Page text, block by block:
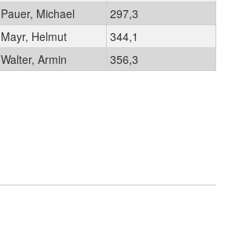
Pauer, Michael
297,3
Mayr, Helmut
344,1
Walter, Armin 356,3